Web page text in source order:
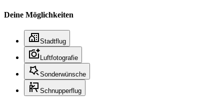
Deine Möglichkeiten
Stadtflug
Luftfotografie
Sonderwünsche
Schnupperflug